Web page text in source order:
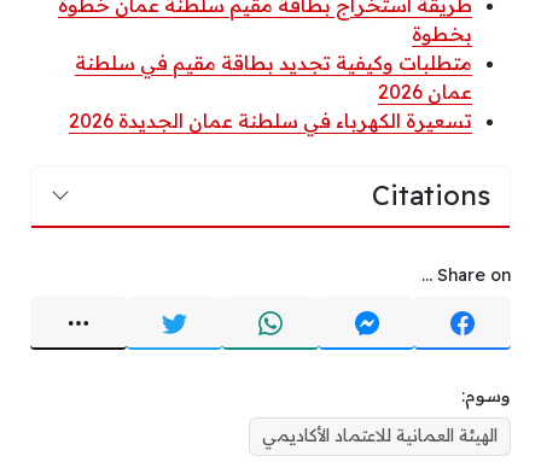
بخطوة
متطلبات وكيفية تجديد بطاقة مقيم في سلطنة
عمان 2026
تسعيرة الكهرباء في سلطنة عمان الجديدة 2026
Citations
Share on ...
وسوم:
الهيئة العمانية للاعتماد الأكاديمي